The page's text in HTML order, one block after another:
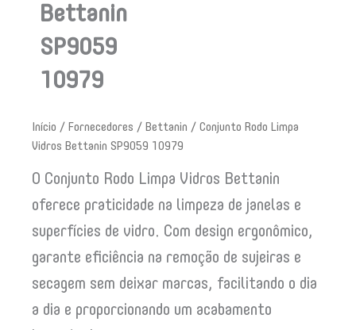
Bettanin
SP9059
10979
Início / Fornecedores / Bettanin / Conjunto Rodo Limpa
Vidros Bettanin SP9059 10979
O Conjunto Rodo Limpa Vidros Bettanin
oferece praticidade na limpeza de janelas e
superfícies de vidro. Com design ergonômico,
garante eficiência na remoção de sujeiras e
secagem sem deixar marcas, facilitando o dia
a dia e proporcionando um acabamento